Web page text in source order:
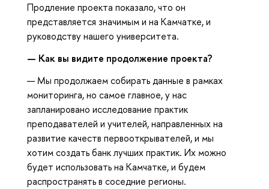
Продление проекта показало, что он
представляется значимым и на Камчатке, и
руководству нашего университета.
— Как вы видите продолжение проекта?
— Мы продолжаем собирать данные в рамках
мониторинга, но самое главное, у нас
запланировано исследование практик
преподавателей и учителей, направленных на
развитие качеств первооткрывателей, и мы
хотим создать банк лучших практик. Их можно
будет использовать на Камчатке, и будем
распространять в соседние регионы.